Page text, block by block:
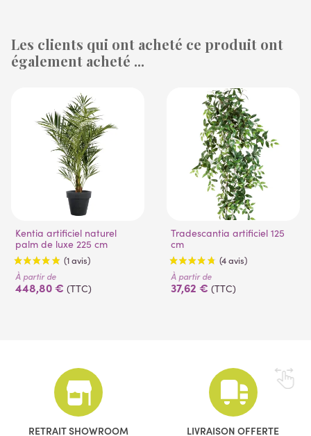
(53 avis)
Les clients qui ont acheté ce produit ont
également acheté ...
Kentia artificiel naturel
palm de luxe 225 cm
(1 avis)
À partir de
448,80 € (TTC)
Tradescantia artificiel 125
cm
(4 avis)
À partir de
37,62 € (TTC)
RETRAIT SHOWROOM LIVRAISON OFFERTE